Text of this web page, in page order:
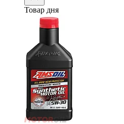
Товар дня